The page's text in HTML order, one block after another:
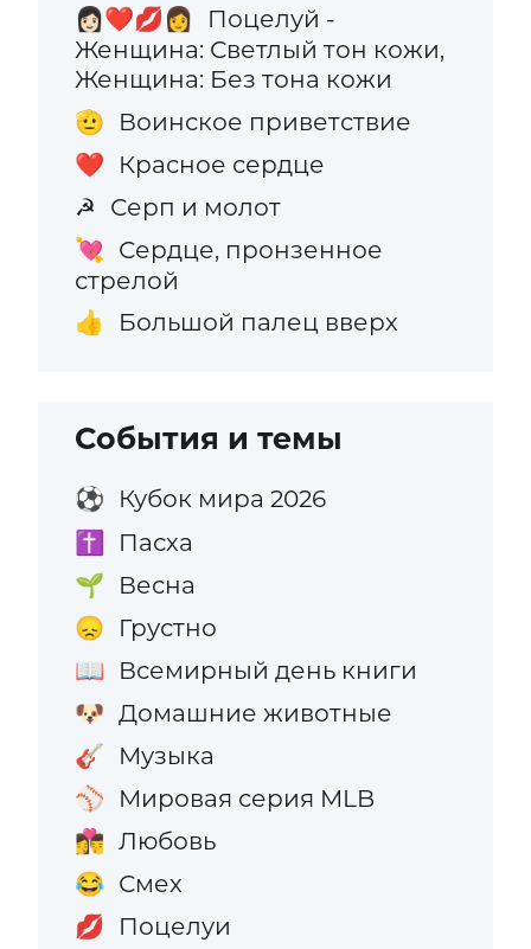
👩🏻‍❤️‍💋‍👩
Поцелуй -
Женщина: Светлый тон кожи,
Женщина: Без тона кожи
🫡 Воинское приветствие
❤️ Красное сердце
☭ Серп и молот
💘
Сердце, пронзенное
стрелой
👍 Большой палец вверх
События и темы
⚽ Кубок мира 2026
✝️ Пасха
🌱 Весна
😞 Грустно
📖 Всемирный день книги
🐶 Домашние животные
🎸 Музыка
⚾ Мировая серия MLB
👩‍❤️‍💋‍👨 Любовь
😂 Смех
💋 Поцелуи